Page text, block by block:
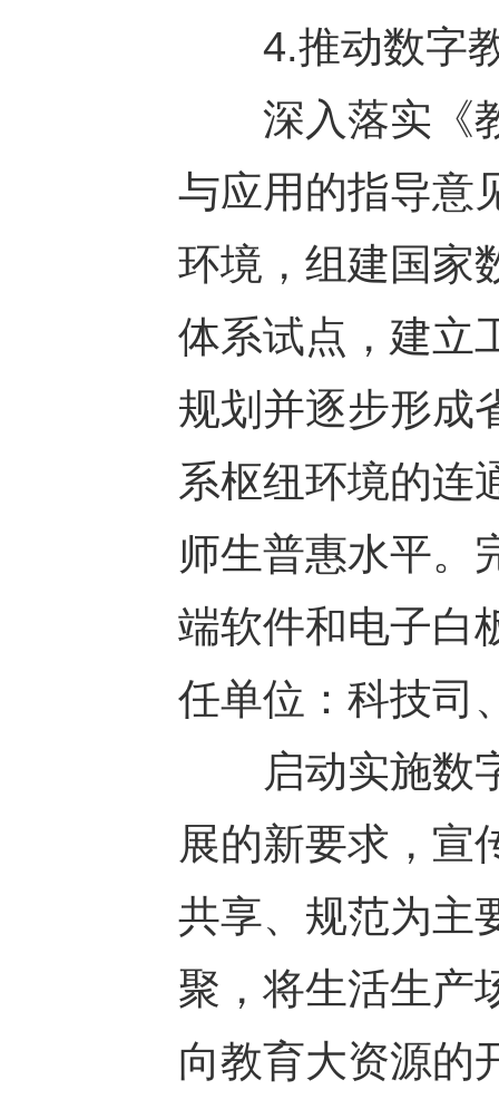
4.推动数字教
深入落实《教
与应用的指导意
环境，组建国家
体系试点，建立
规划并逐步形成
系枢纽环境的连
师生普惠水平。
端软件和电子白
任单位：科技司
启动实施数字
展的新要求，宣
共享、规范为主
聚，将生活生产
向教育大资源的